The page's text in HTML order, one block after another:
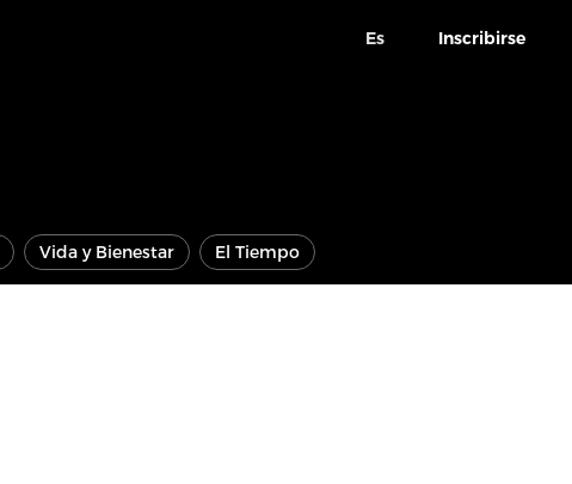
Es Inscribirse
Vida y Bienestar El Tiempo